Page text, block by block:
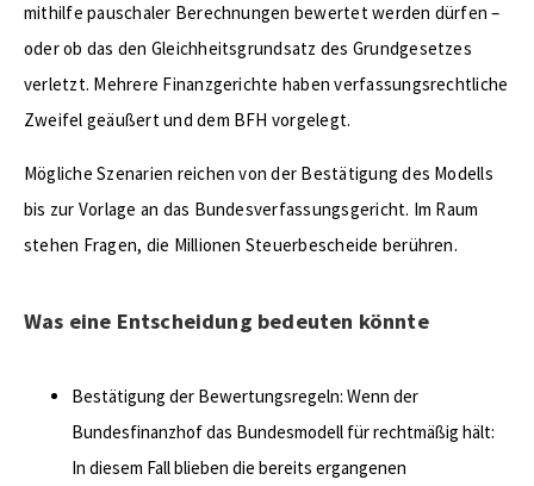
mithilfe pauschaler Berechnungen bewertet werden dürfen –
oder ob das den Gleichheitsgrundsatz des Grundgesetzes
verletzt. Mehrere Finanzgerichte haben verfassungsrechtliche
Zweifel geäußert und dem BFH vorgelegt.
Mögliche Szenarien reichen von der Bestätigung des Modells
bis zur Vorlage an das Bundesverfassungsgericht. Im Raum
stehen Fragen, die Millionen Steuerbescheide berühren.
Was eine Entscheidung bedeuten könnte
Bestätigung der Bewertungsregeln: Wenn der
Bundesfinanzhof das Bundesmodell für rechtmäßig hält:
In diesem Fall blieben die bereits ergangenen